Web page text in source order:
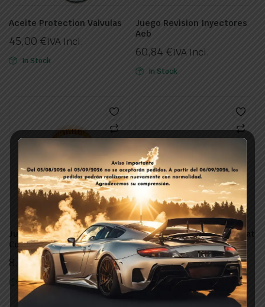
Aceite Protection Valvulas
45,00 €IVA Incl.
In Stock
Juego Revision Inyectores
Aeb
60,84 €IVA Incl.
In Stock
Juego Revision Valvula De
Corte Med 71
8,63 €IVA Incl.
In Stock
Kit Revision Bobina Li 10 Wat
Proof
49,89€IVA Incl.
In Stock